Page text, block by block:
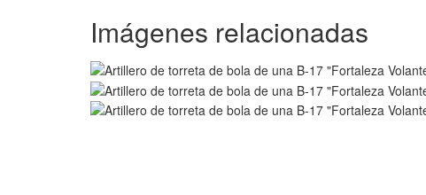
Imágenes relacionadas